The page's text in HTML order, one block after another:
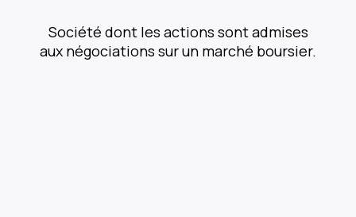
Société dont les actions sont admises
aux négociations sur un marché boursier.